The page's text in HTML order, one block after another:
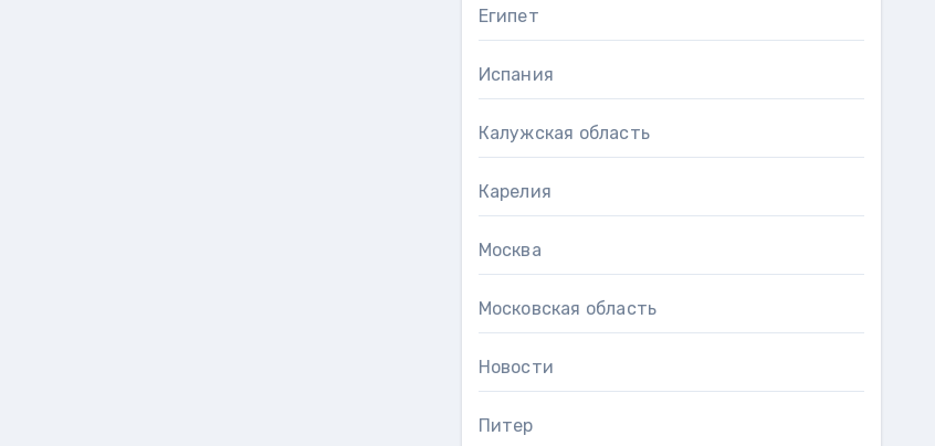
Египет
Испания
Калужская область
Карелия
Москва
Московская область
Новости
Питер